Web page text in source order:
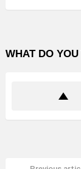
WHAT DO